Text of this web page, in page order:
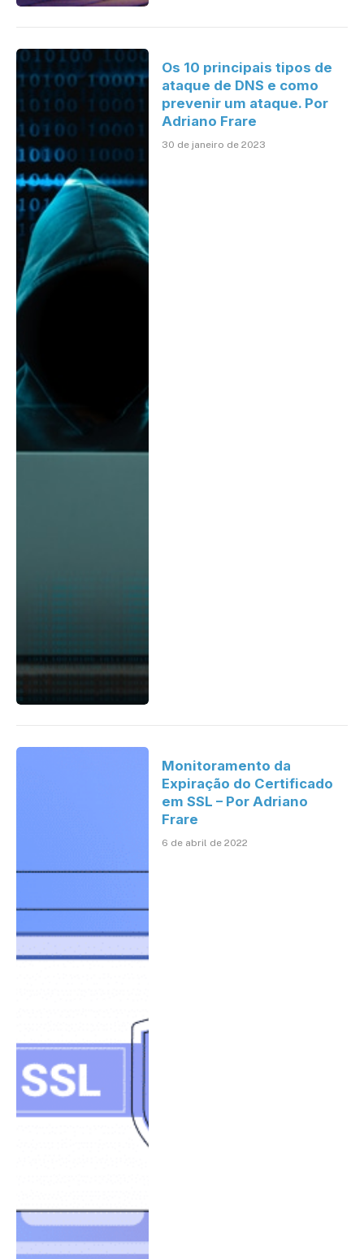
Os 10 principais tipos de
ataque de DNS e como
prevenir um ataque. Por
Adriano Frare
30 de janeiro de 2023
Monitoramento da
Expiração do Certificado
em SSL – Por Adriano
Frare
6 de abril de 2022